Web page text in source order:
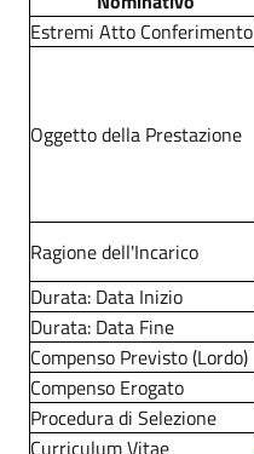
Estremi Atto Conferimento
Oggetto della Prestazione
Ragione dell'Incarico
Durata: Data Inizio
Durata: Data Fine
Compenso Previsto (Lordo)
Compenso Erogato
Procedura di Selezione
Curriculum Vitae